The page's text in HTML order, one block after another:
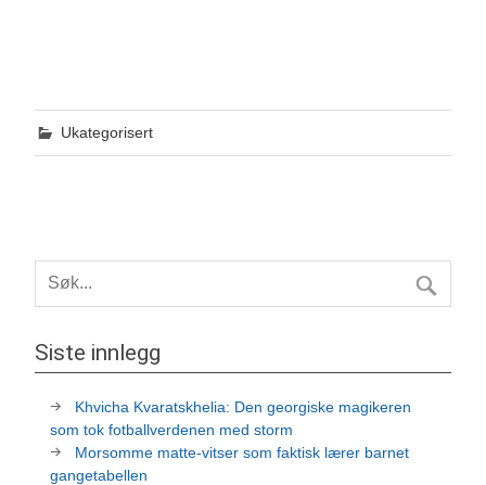
Ukategorisert
Siste innlegg
Khvicha Kvaratskhelia: Den georgiske magikeren
som tok fotballverdenen med storm
Morsomme matte-vitser som faktisk lærer barnet
gangetabellen